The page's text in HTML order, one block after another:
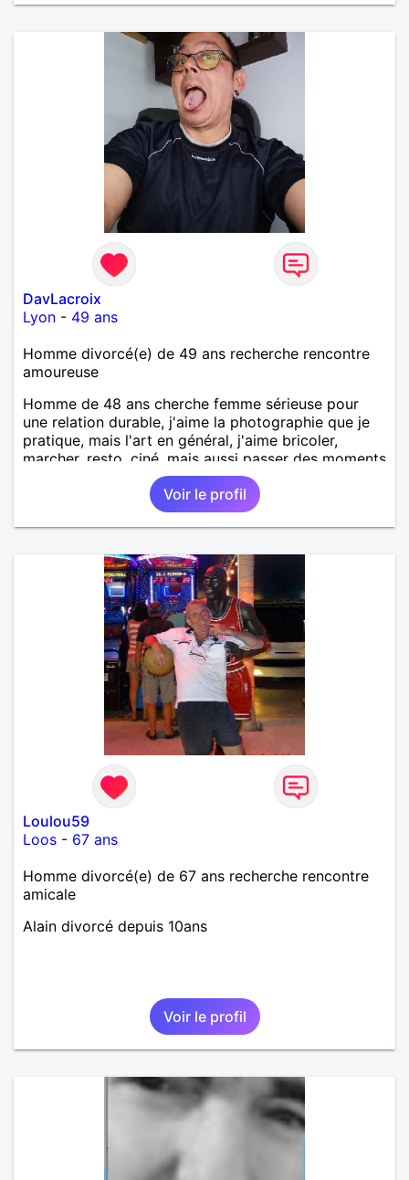
DavLacroix
Lyon - 49 ans
Homme divorcé(e) de 49 ans recherche rencontre
amoureuse
Homme de 48 ans cherche femme sérieuse pour
une relation durable, j'aime la photographie que je
pratique, mais l'art en général, j'aime bricoler,
marcher, resto, ciné, mais aussi passer des moments
calme devant un bon film ou une série avec un
plateau repas. le reste est à découvrir.
Voir le profil
Loulou59
Loos - 67 ans
Homme divorcé(e) de 67 ans recherche rencontre
amicale
Alain divorcé depuis 10ans
Voir le profil